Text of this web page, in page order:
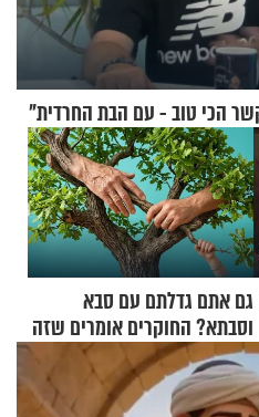
גם אתם גדלתם עם סבא
וסבתא? החוקרים אומרים שזה
מתכון מנצח